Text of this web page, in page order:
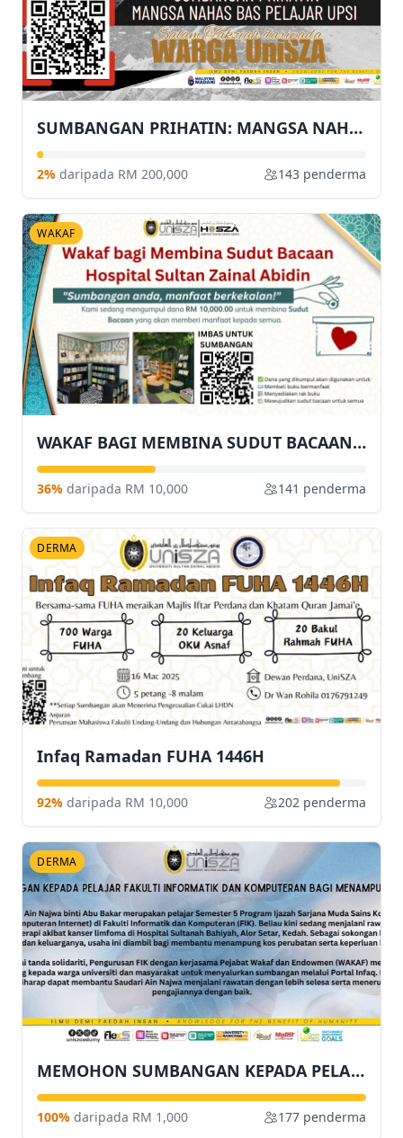
SUMBANGAN PRIHATIN: MANGSA NAHAS BAS PELAJAR UPSI
2% daripada RM 200,000 143 penderma
WAKAF
WAKAF BAGI MEMBINA SUDUT BACAAN HOSPITAL SULTAN ZAINAL ABIDIN
36% daripada RM 10,000 141 penderma
DERMA
Infaq Ramadan FUHA 1446H
92% daripada RM 10,000 202 penderma
DERMA
MEMOHON SUMBANGAN KEPADA PELAJAR FAKULTI INFORMATIK DAN KOMPUTERAN BAGI MENAMPUNG KOS PERUBATAN
100% daripada RM 1,000 177 penderma